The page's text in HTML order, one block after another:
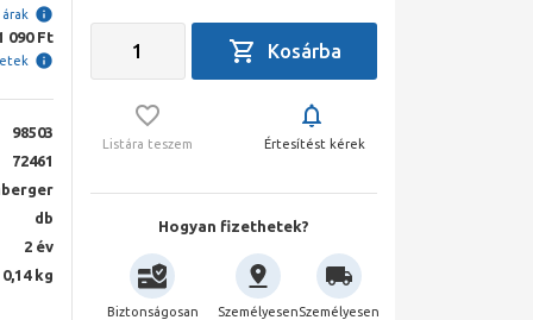
090 Ft
98503
72461
db
2 év
0,14 kg
Listára teszem Értesítést kérek
Hogyan fizethetek?
Biztonságosan
SzemélyesenSzemélyesen